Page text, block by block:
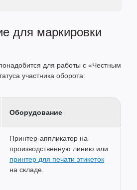
для маркировки
для работы с «Честным
участника оборота:
Оборудование
Принтер-аппликатор на
производственную линию или
принтер для печати этикеток
на складе.